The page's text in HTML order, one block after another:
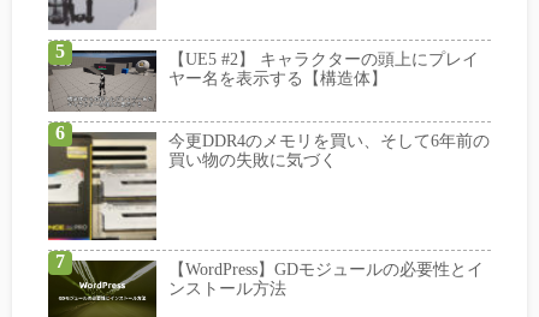
【UE5 #2】 キャラクターの頭上にプレイ
ヤー名を表示する【構造体】
今更DDR4のメモリを買い、そして6年前の
買い物の失敗に気づく
【WordPress】GDモジュールの必要性とイ
ンストール方法